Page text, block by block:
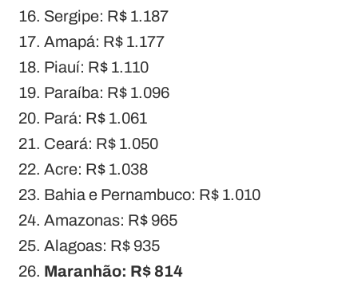
Sergipe: R$ 1.187
Amapá: R$ 1.177
Piauí: R$ 1.110
Paraíba: R$ 1.096
Pará: R$ 1.061
Ceará: R$ 1.050
Acre: R$ 1.038
Bahia e Pernambuco: R$ 1.010
Amazonas: R$ 965
Alagoas: R$ 935
Maranhão: R$ 814